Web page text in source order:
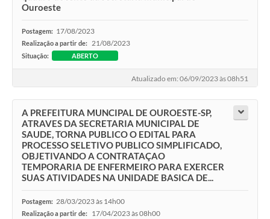
Ouroeste
Postagem: 17/08/2023
Realização a partir de: 21/08/2023
Situação: ABERTO
Atualizado em: 06/09/2023 às 08h51
A PREFEITURA MUNCIPAL DE OUROESTE-SP,
ATRAVES DA SECRETARIA MUNICIPAL DE
SAUDE, TORNA PUBLICO O EDITAL PARA
PROCESSO SELETIVO PUBLICO SIMPLIFICADO,
OBJETIVANDO A CONTRATAÇAO
TEMPORARIA DE ENFERMEIRO PARA EXERCER
SUAS ATIVIDADES NA UNIDADE BASICA DE...
Postagem: 28/03/2023 às 14h00
Realização a partir de: 17/04/2023 às 08h00